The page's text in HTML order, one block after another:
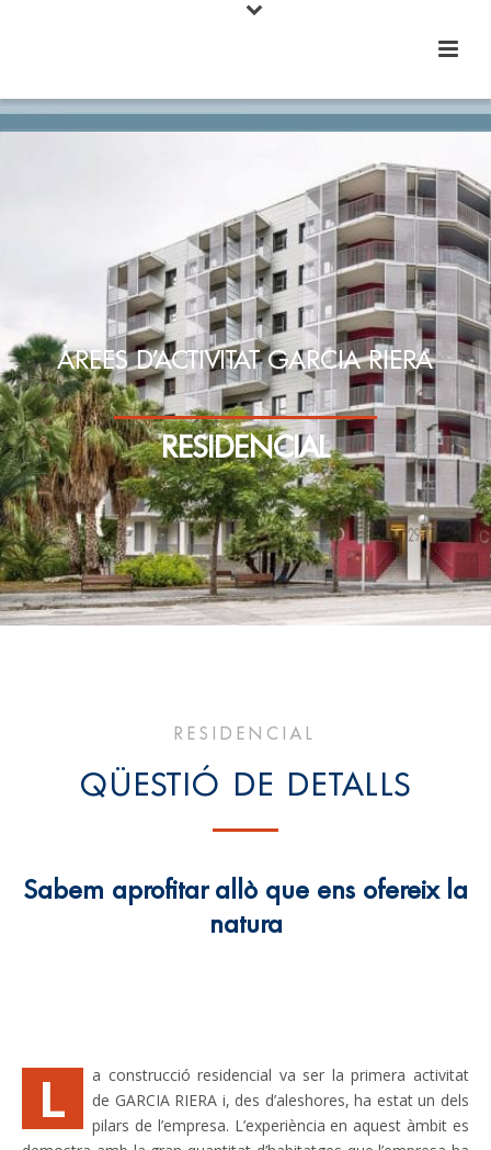
ÀREES D’ACTIVITAT GARCIA RIERA
RESIDENCIAL
RESIDENCIAL
QÜESTIÓ DE DETALLS
Sabem aprofitar allò que ens ofereix la
natura
L
a construcció residencial va ser la primera activitat
de GARCIA RIERA i, des d’aleshores, ha estat un dels
pilars de l’empresa. L’experiència en aquest àmbit es